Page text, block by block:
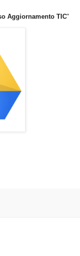
Aggiornamento TIC"